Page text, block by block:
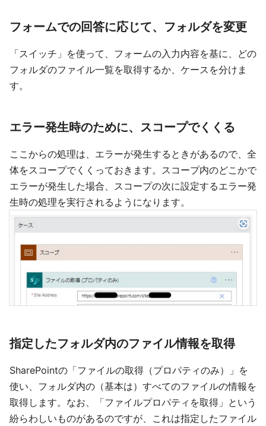
フォームでの回答に応じて、フォルダを変更
「スイッチ」を使って、フォームの入力内容を基に、どの
フォルダのファイル一覧を取得するか、ケースを分けま
す。
エラー発生時のために、スコープでくくる
ここからの処理は、エラーが発生するときがあるので、全
体をスコープでくくっておきます。スコープ内のどこかで
エラーが発生した場合、スコープの次に設定するエラー発
生時の処理を実行されるようになります。
指定したフォルダ内のファイル情報を取得
SharePointの「ファイルの取得（プロパティのみ）」を
使い、フォルダ内の（基本は）すべてのファイルの情報を
取得します。なお、「ファイルプロパティを取得」という
紛らわしいものがあるのですが、これは指定したファイル